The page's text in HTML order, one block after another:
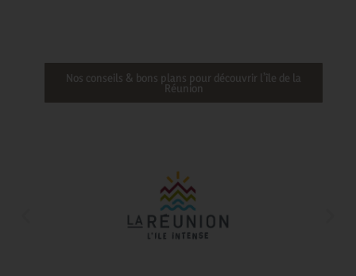
Nos conseils & bons plans pour découvrir l’île de la
Réunion